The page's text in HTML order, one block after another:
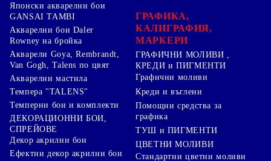
Японски акварелни бои
GANSAI TAMBI
Акварелни бои Daler
Rowney на бройка
Акварели Goya, Rembrandt,
Van Gogh, Talens по цвят
Акварелни мастила
Темпера "TALENS"
Темперни бои и комплекти
ДЕКОРАЦИОННИ БОИ,
СПРЕЙОВЕ
Декор акрилни бои
Ефектни декор акрилни бои
ГРАФИКА,
КАЛИГРАФИЯ,
МАРКЕРИ
ГРАФИЧНИ МОЛИВИ ,
КРЕДИ и ПИГМЕНТИ
Графични моливи
Креди и въглени
Помощни средства за
графика
ТУШ и ПИГМЕНТИ
ЦВЕТНИ МОЛИВИ
Стандартни цветни моливи